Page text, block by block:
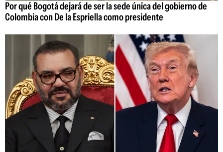
Por qué Bogotá dejará de ser la sede única del gobierno de
Colombia con De la Espriella como presidente